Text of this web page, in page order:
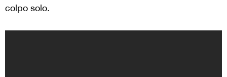
colpo solo.